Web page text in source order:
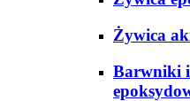
Żywica
Barwniki